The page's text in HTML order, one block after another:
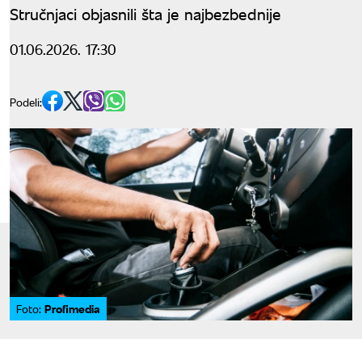
Stručnjaci objasnili šta je najbezbednije
01.06.2026. 17:30
Podeli:
Foto: Profimedia